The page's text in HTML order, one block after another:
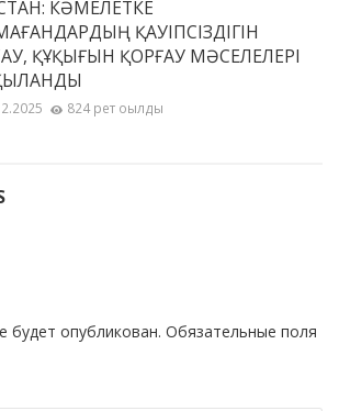
КӘМЕЛЕТКЕ
ҚАУІПСІЗДІГІН
ҚҰҚЫҒЫН ҚОРҒАУ МӘСЕЛЕЛЕРІ
824 рет оқылды
будет опубликован. Обязательные поля